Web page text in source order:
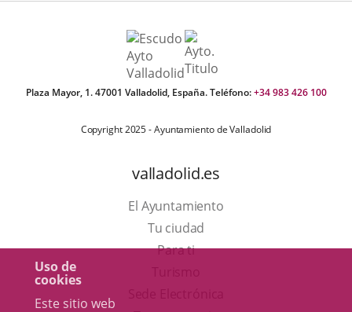
Uso de
cookies
Este sitio web
Plaza Mayor, 1. 47001 Valladolid, España. Teléfono:+34 983 426 100
Copyright 2025 - Ayuntamiento de Valladolid
valladolid.es
El Ayuntamiento
Tu ciudad
Para ti